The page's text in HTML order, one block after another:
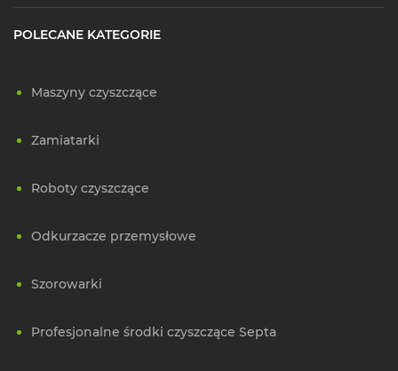
POLECANE KATEGORIE
Maszyny czyszczące
Zamiatarki
Roboty czyszczące
Odkurzacze przemysłowe
Szorowarki
Profesjonalne środki czyszczące Septa